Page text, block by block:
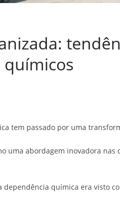
tem passado por uma
uma abordagem inovadora
química era visto